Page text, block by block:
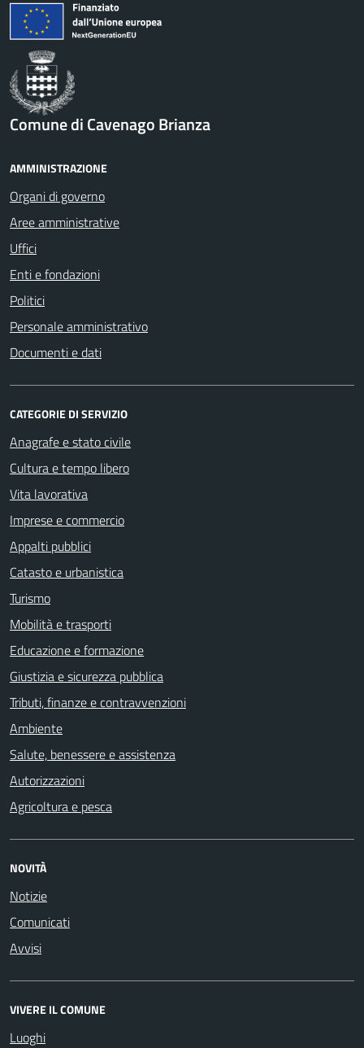
Comune di Cavenago Brianza
AMMINISTRAZIONE
Organi di governo
Aree amministrative
Uffici
Enti e fondazioni
Politici
Personale amministrativo
Documenti e dati
CATEGORIE DI SERVIZIO
Anagrafe e stato civile
Cultura e tempo libero
Vita lavorativa
Imprese e commercio
Appalti pubblici
Catasto e urbanistica
Turismo
Mobilità e trasporti
Educazione e formazione
Giustizia e sicurezza pubblica
Tributi, finanze e contravvenzioni
Ambiente
Salute, benessere e assistenza
Autorizzazioni
Agricoltura e pesca
NOVITÀ
Notizie
Comunicati
Avvisi
VIVERE IL COMUNE
Luoghi